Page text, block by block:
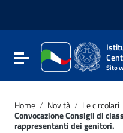
Vai al footer
Attiva / disattiva la
Sito
Home / Novità / Le circolari
Convocazione Consigli di
rappresentanti dei genitori.